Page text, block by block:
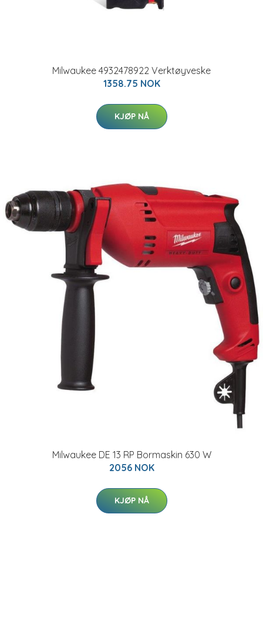
Milwaukee 4932478922 Verktøyveske
1358.75 NOK
KJØP NÅ
Milwaukee DE 13 RP Bormaskin 630 W
2056 NOK
KJØP NÅ